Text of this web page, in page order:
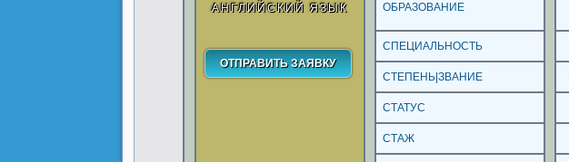
АНГЛИЙСКИЙ ЯЗЫК ОБРАЗОВАНИЕ
СПЕЦИАЛЬНОСТЬ
СТЕПЕНЬ|ЗВАНИЕ
СТАТУС
СТАЖ